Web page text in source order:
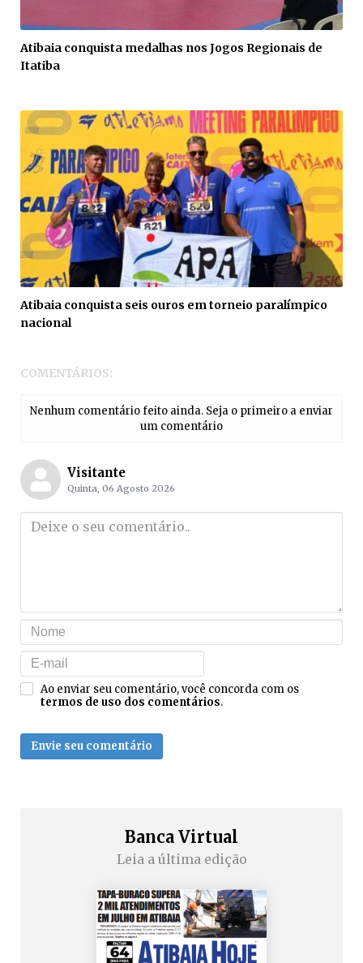
Atibaia conquista medalhas nos Jogos Regionais de
Itatiba
Atibaia conquista seis ouros em torneio paralímpico
nacional
COMENTÁRIOS:
Nenhum comentário feito ainda. Seja o primeiro a enviar
um comentário
Visitante
Quinta, 06 Agosto 2026
Ao enviar seu comentário, você concorda com os
termos de uso dos comentários.
Envie seu comentário
Banca Virtual
Leia a última edição